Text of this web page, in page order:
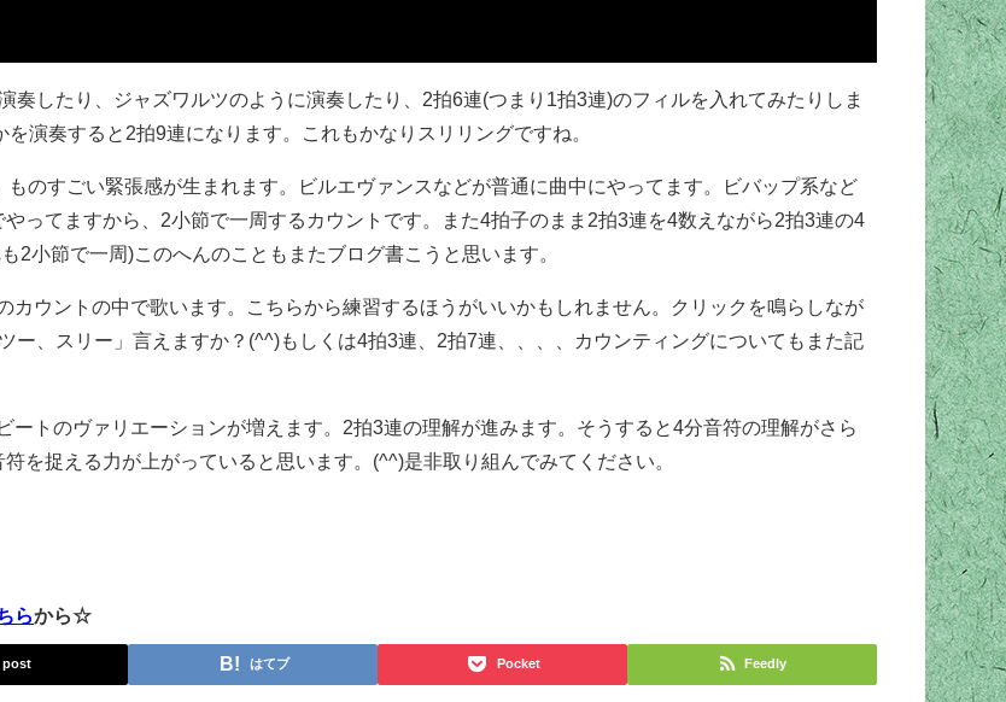
奏したり、ジャズワルツのように演奏したり、2拍6連(つまり1拍3連)のフィルを入れてみたりしま
演奏すると2拍9連になります。これもかなりスリリングですね。
のすごい緊張感が生まれます。ビルエヴァンスなどが普通に曲中にやってます。ビバップ系など
ってますから、2小節で一周するカウントです。また4拍子のまま2拍3連を4数えながら2拍3連の4
2小節で一周)このへんのこともまたブログ書こうと思います。
カウントの中で歌います。こちらから練習するほうがいいかもしれません。クリックを鳴らしなが
ー、スリー」言えますか？(^^)もしくは4拍3連、2拍7連、、、、カウンティングについてもまた記
ートのヴァリエーションが増えます。2拍3連の理解が進みます。そうすると4分音符の理解がさら
を捉える力が上がっていると思います。(^^)是非取り組んでみてください。
らから☆
post はてブ Pocket Feedly